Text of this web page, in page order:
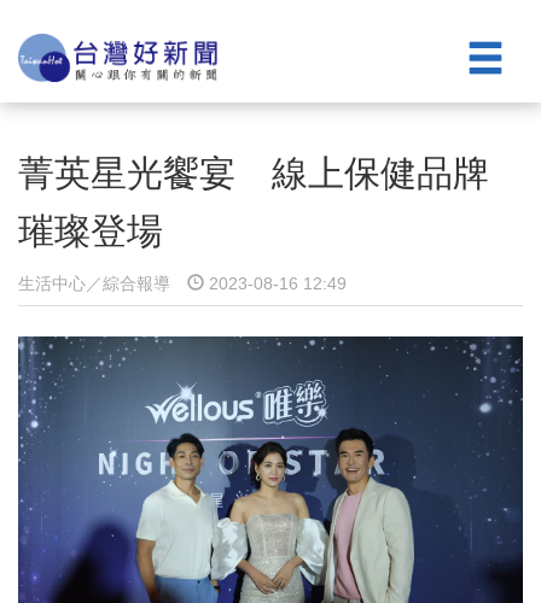
菁英星光饗宴 線上保健品牌
璀璨登場
生活中心／綜合報導 2023-08-16 12:49